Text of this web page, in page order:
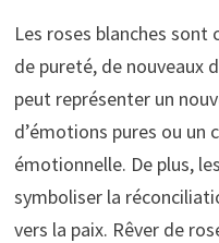
Les roses blanches sont
de pureté, de nouveaux
peut représenter un
d’émotions pures ou
émotionnelle. De plus,
symboliser la
vers la paix. Rêver de